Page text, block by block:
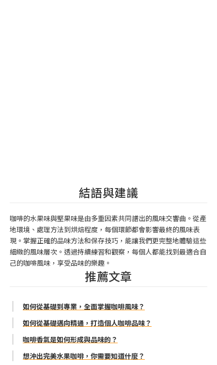
結語與建議
咖啡的水果味與堅果味是由多重因素共同譜出的風味交響曲。從產
地環境、處理方法到烘焙程度，每個環節都會影響最終的風味表
現。掌握正確的品味方法和保存技巧，能讓我們更完整地體驗這些
細緻的風味層次。透過持續練習和觀察，每個人都能找到最適合自
己的咖啡風味，享受品味的樂趣。
推薦文章
如何從基礎到專業，全面掌握咖啡風味？
如何從基礎邁向精通，打造個人咖啡品味？
咖啡香氣是如何形成與品味的？
想沖出完美水果咖啡，你需要知道什麼？